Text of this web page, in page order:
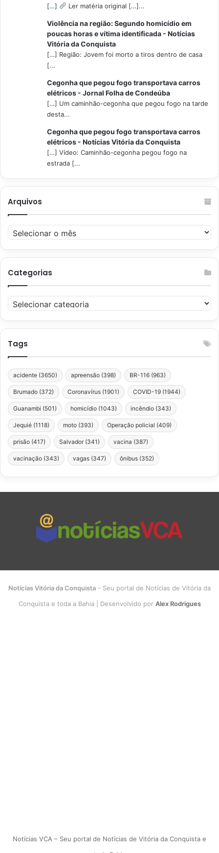
[…] Ler matéria original […]...
Violência na região: Segundo homicídio em
poucas horas e vítima identificada - Notícias
Vitória da Conquista
[…] Região: Jovem foi morto a tiros dentro de casa
[...
Cegonha que pegou fogo transportava carros
elétricos - Jornal Folha de Condeúba
[…] Um caminhão-cegonha que pegou fogo na tarde
desta...
Cegonha que pegou fogo transportava carros
elétricos - Notícias Vitória da Conquista
[…] Vídeo: Caminhão-cegonha pegou fogo na
estrada [...
Arquivos
Arquivos
Categorias
Categorias
Tags
acidente (3650) apreensão (398) BR-116 (963)
Brumado (372) Coronavírus (1901) COVID-19 (1944)
Guanambi (501) homicídio (1043) incêndio (343)
Jequié (1118) moto (393) Operação policial (409)
prisão (417) Salvador (341) vacina (387)
vacinação (343) vagas (347) ônibus (352)
Notícias Vitória da Conquista - Seu portal de Notícias de Vitória da
Conquista e toda a Bahia | Desenvolvido por Alex Rodrigues
Notícias VCA – Seu portal de Notícias de Vitória da Conquista e